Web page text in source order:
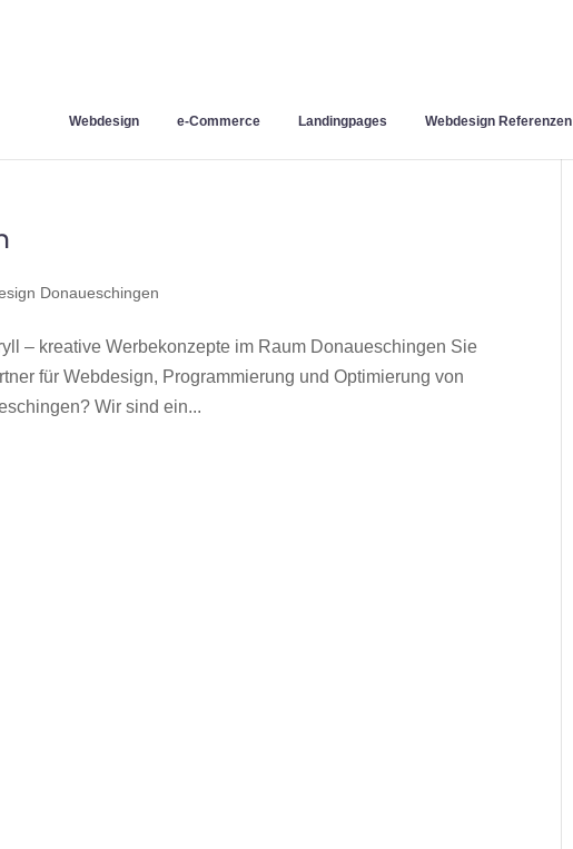
Webdesign e-Commerce Landingpages Webdesign Referenzen
Donaueschingen
– kreative Werbekonzepte im Raum Donaueschingen Sie
für Webdesign, Programmierung und Optimierung von
Wir sind ein...